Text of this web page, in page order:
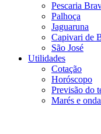
Pescaria
Palhoça
Jaguaruna
Capivari de
São José
Utilidades
Cotação
Horóscopo
Previsão do
Marés e